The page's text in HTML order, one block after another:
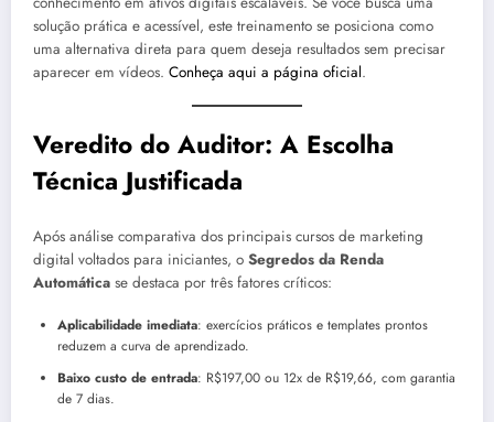
solução prática e acessível, este treinamento se posiciona como
uma alternativa direta para quem deseja resultados sem precisar
aparecer em vídeos. Conheça aqui a página oficial.
Veredito do Auditor: A Escolha
Técnica Justificada
Após análise comparativa dos principais cursos de marketing
digital voltados para iniciantes, o Segredos da Renda
Automática se destaca por três fatores críticos:
Aplicabilidade imediata: exercícios práticos e templates prontos
reduzem a curva de aprendizado.
Baixo custo de entrada: R$197,00 ou 12x de R$19,66, com garantia
de 7 dias.